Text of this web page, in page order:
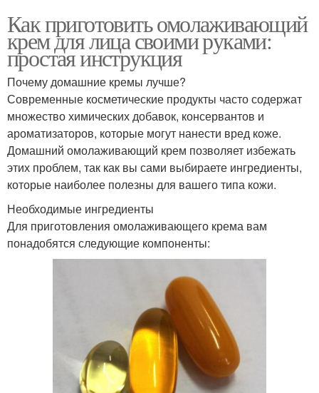
Как приготовить омолаживающий
крем для лица своими руками:
простая инструкция
Почему домашние кремы лучше?
Современные косметические продукты часто содержат
множество химических добавок, консервантов и
ароматизаторов, которые могут нанести вред коже.
Домашний омолаживающий крем позволяет избежать
этих проблем, так как вы сами выбираете ингредиенты,
которые наиболее полезны для вашего типа кожи.
Необходимые ингредиенты
Для приготовления омолаживающего крема вам
понадобятся следующие компоненты: